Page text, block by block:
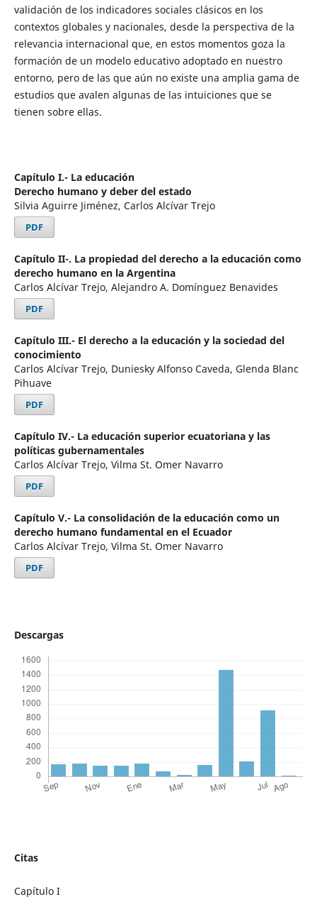
validación de los indicadores sociales clásicos en los
contextos globales y nacionales, desde la perspectiva de la
relevancia internacional que, en estos momentos goza la
formación de un modelo educativo adoptado en nuestro
entorno, pero de las que aún no existe una amplia gama de
estudios que avalen algunas de las intuiciones que se
tienen sobre ellas.
Capítulo I.- La educación
Derecho humano y deber del estado
Silvia Aguirre Jiménez, Carlos Alcívar Trejo
PDF
Capítulo II-. La propiedad del derecho a la educación como
derecho humano en la Argentina
Carlos Alcívar Trejo, Alejandro A. Domínguez Benavides
PDF
Capítulo III.- El derecho a la educación y la sociedad del
conocimiento
Carlos Alcívar Trejo, Duniesky Alfonso Caveda, Glenda Blanc
Pihuave
PDF
Capítulo IV.- La educación superior ecuatoriana y las
políticas gubernamentales
Carlos Alcívar Trejo, Vilma St. Omer Navarro
PDF
Capítulo V.- La consolidación de la educación como un
derecho humano fundamental en el Ecuador
Carlos Alcívar Trejo, Vilma St. Omer Navarro
PDF
Descargas
Citas
Capítulo I